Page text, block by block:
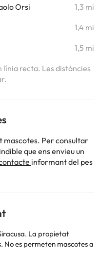
Orsi 1,3 mi
1,4 mi
1,5 mi
línia recta. Les distàncies
mascotes. Per consultar
que ens envieu un
informant del pes
La propietat
No es permeten mascotes a